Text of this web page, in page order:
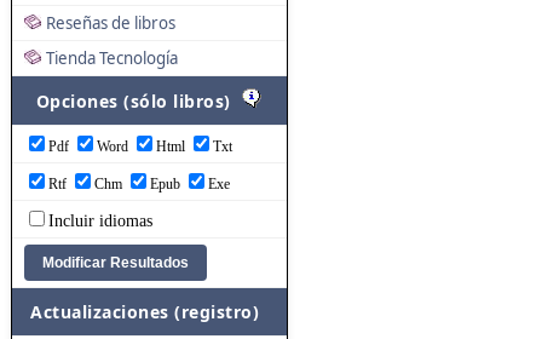
Reseñas de libros
Tienda Tecnología
Opciones (sólo libros)
Pdf Word Html Txt
Rtf Chm Epub Exe
Incluir idiomas
Actualizaciones (registro)